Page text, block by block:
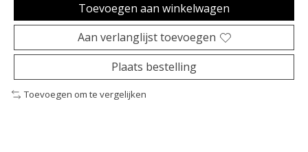
Toevoegen aan winkelwagen
Aan verlanglijst toevoegen
Plaats bestelling
Toevoegen om te vergelijken